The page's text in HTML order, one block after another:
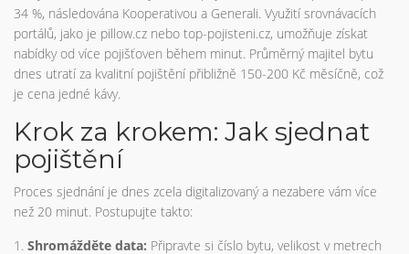
34 %, následována Kooperativou a Generali. Využití srovnávacích
portálů, jako je pillow.cz nebo top-pojisteni.cz, umožňuje získat
nabídky od více pojišťoven během minut. Průměrný majitel bytu
dnes utratí za kvalitní pojištění přibližně 150-200 Kč měsíčně, což
je cena jedné kávy.
Krok za krokem: Jak sjednat
pojištění
Proces sjednání je dnes zcela digitalizovaný a nezabere vám více
než 20 minut. Postupujte takto:
Shromážděte data: Připravte si číslo bytu, velikost v metrech